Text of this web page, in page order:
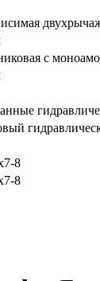
с
8
8